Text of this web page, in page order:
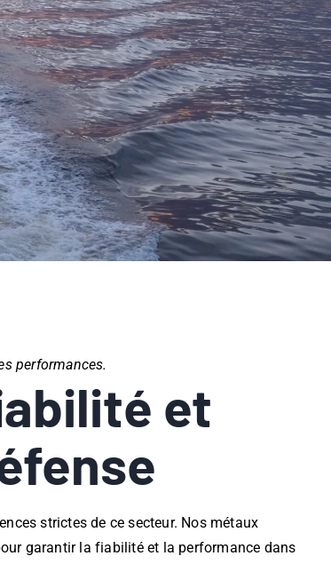
performances.
et
strictes de ce secteur. Nos métaux
garantir la fiabilité et la performance dans